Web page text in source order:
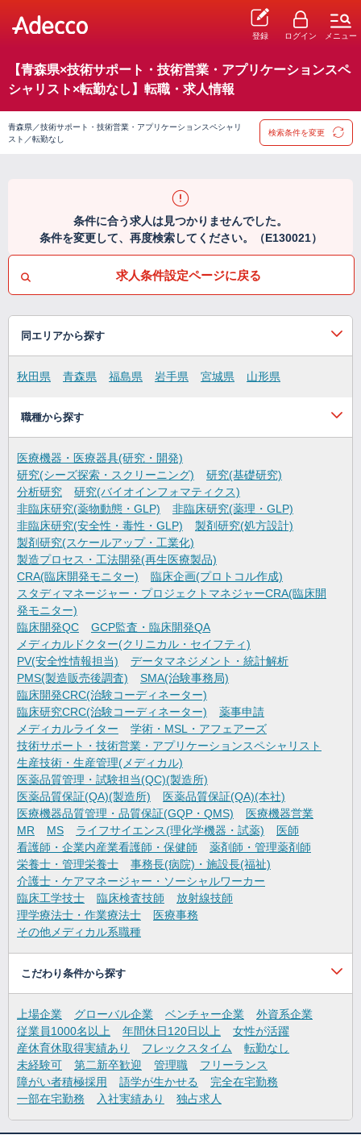
登録 ログイン メニュー
【青森県×技術サポート・技術営業・アプリケーションスペ
シャリスト×転勤なし】転職・求人情報
青森県／技術サポート・技術営業・アプリケーションスペシャリ
スト／転勤なし
検索条件を変更
条件に合う求人は見つかりませんでした。
条件を変更して、再度検索してください。（E130021）
求人条件設定ページに戻る
同エリアから探す
秋田県 青森県 福島県 岩手県 宮城県 山形県
職種から探す
医療機器・医療器具(研究・開発)
研究(シーズ探索・スクリーニング)
研究(基礎研究)
分析研究
研究(バイオインフォマティクス)
非臨床研究(薬物動態・GLP)
非臨床研究(薬理・GLP)
非臨床研究(安全性・毒性・GLP)
製剤研究(処方設計)
製剤研究(スケールアップ・工業化)
製造プロセス・工法開発(再生医療製品)
CRA(臨床開発モニター)
臨床企画(プロトコル作成)
スタディマネージャー・プロジェクトマネジャーCRA(臨床開
発モニター)
臨床開発QC
GCP監査・臨床開発QA
メディカルドクター(クリニカル・セイフティ)
PV(安全性情報担当)
データマネジメント・統計解析
PMS(製造販売後調査)
SMA(治験事務局)
臨床開発CRC(治験コーディネーター)
臨床研究CRC(治験コーディネーター)
薬事申請
メディカルライター
学術・MSL・アフェアーズ
技術サポート・技術営業・アプリケーションスペシャリスト
生産技術・生産管理(メディカル)
医薬品質管理・試験担当(QC)(製造所)
医薬品質保証(QA)(製造所)
医薬品質保証(QA)(本社)
医療機器品質管理・品質保証(GQP・QMS)
医療機器営業
MR
MS ライフサイエンス(理化学機器・試薬)
医師
看護師・企業内産業看護師・保健師
薬剤師・管理薬剤師
栄養士・管理栄養士
事務長(病院)・施設長(福祉)
介護士・ケアマネージャー・ソーシャルワーカー
臨床工学技士
臨床検査技師
放射線技師
理学療法士・作業療法士
医療事務
その他メディカル系職種
こだわり条件から探す
上場企業 グローバル企業 ベンチャー企業
外資系企業
従業員1000名以上
年間休日120日以上
女性が活躍
産休育休取得実績あり
フレックスタイム
転勤なし
未経験可
第二新卒歓迎 管理職
フリーランス
障がい者積極採用
語学が生かせる
完全在宅勤務
一部在宅勤務
入社実績あり 独占求人